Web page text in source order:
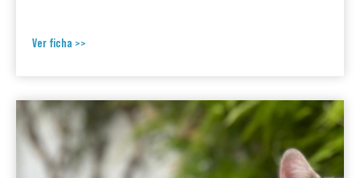
Ver ficha >>